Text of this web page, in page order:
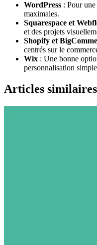
WordPress : Pour
maximales.
Squarespace et
et des projets
Shopify et
centrés sur le
Wix : Une bonne
personnalisation
Articles similaires